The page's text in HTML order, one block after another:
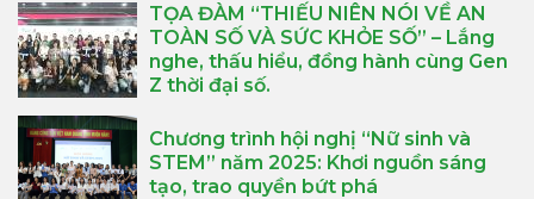
TỌA ĐÀM “THIẾU NIÊN NÓI VỀ AN
TOÀN SỐ VÀ SỨC KHỎE SỐ” – Lắng
nghe, thấu hiểu, đồng hành cùng Gen
Z thời đại số.
Chương trình hội nghị “Nữ sinh và
STEM” năm 2025: Khơi nguồn sáng
tạo, trao quyền bứt phá